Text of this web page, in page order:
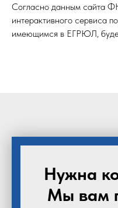
Согласно данным сайта
интерактивного сервиса
имеющимся в ЕГРЮЛ,
Нужна
Мы вам